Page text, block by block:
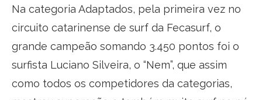
Na categoria Adaptados, pela primeira vez no
circuito catarinense de surf da Fecasurf, o
grande campeão somando 3.450 pontos foi o
surfista Luciano Silveira, o “Nem”, que assim
como todos os competidores da categorias,